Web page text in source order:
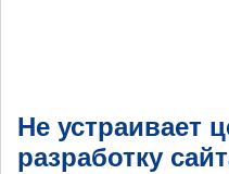
Не устраивает
разработку